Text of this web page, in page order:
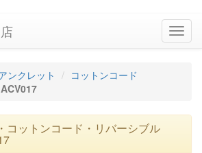
ンクレット
コットンコード
ACV017
コットンコード・リバーシブル